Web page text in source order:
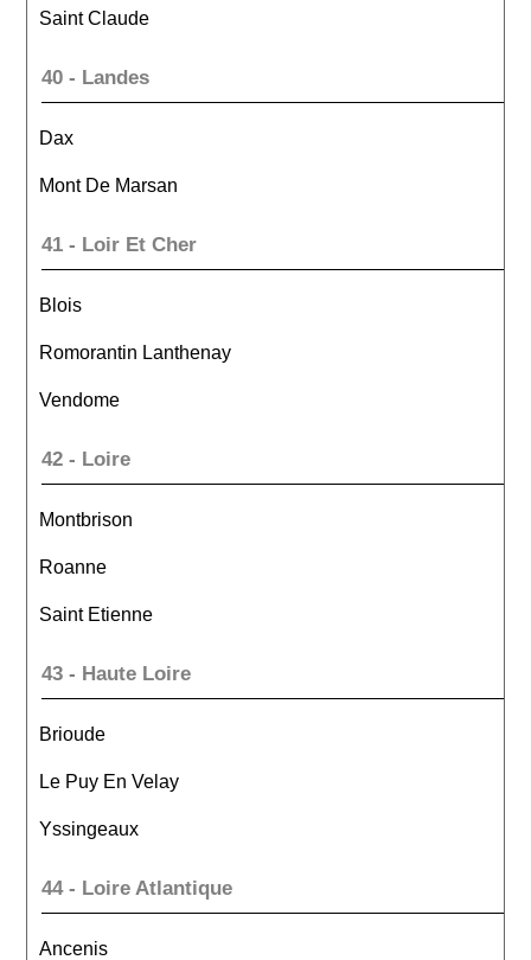
Saint Claude
40 - Landes
Dax
Mont De Marsan
41 - Loir Et Cher
Blois
Romorantin Lanthenay
Vendome
42 - Loire
Montbrison
Roanne
Saint Etienne
43 - Haute Loire
Brioude
Le Puy En Velay
Yssingeaux
44 - Loire Atlantique
Ancenis